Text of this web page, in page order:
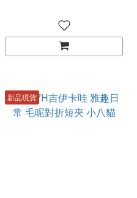
新品現貨